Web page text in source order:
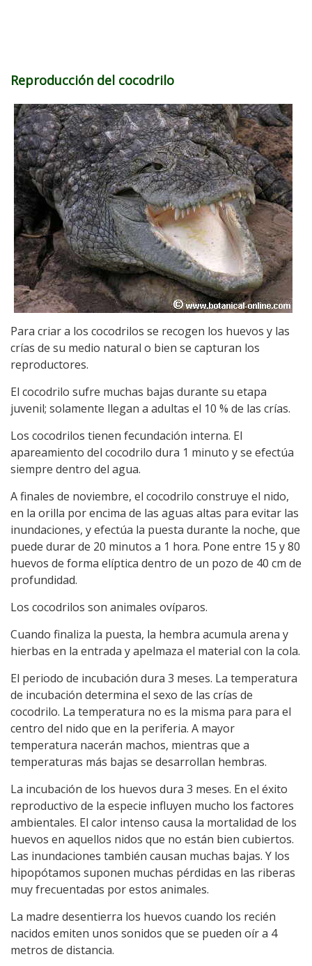
Reproducción del cocodrilo
Para criar a los cocodrilos se recogen los huevos y las
crías de su medio natural o bien se capturan los
reproductores.
El cocodrilo sufre muchas bajas durante su etapa
juvenil; solamente llegan a adultas el 10 % de las crías.
Los cocodrilos tienen fecundación interna. El
apareamiento del cocodrilo dura 1 minuto y se efectúa
siempre dentro del agua.
A finales de noviembre, el cocodrilo construye el nido,
en la orilla por encima de las aguas altas para evitar las
inundaciones, y efectúa la puesta durante la noche, que
puede durar de 20 minutos a 1 hora. Pone entre 15 y 80
huevos de forma elíptica dentro de un pozo de 40 cm de
profundidad.
Los cocodrilos son animales ovíparos.
Cuando finaliza la puesta, la hembra acumula arena y
hierbas en la entrada y apelmaza el material con la cola.
El periodo de incubación dura 3 meses. La temperatura
de incubación determina el sexo de las crías de
cocodrilo. La temperatura no es la misma para para el
centro del nido que en la periferia. A mayor
temperatura nacerán machos, mientras que a
temperaturas más bajas se desarrollan hembras.
La incubación de los huevos dura 3 meses. En el éxito
reproductivo de la especie influyen mucho los factores
ambientales. El calor intenso causa la mortalidad de los
huevos en aquellos nidos que no están bien cubiertos.
Las inundaciones también causan muchas bajas. Y los
hipopótamos suponen muchas pérdidas en las riberas
muy frecuentadas por estos animales.
La madre desentierra los huevos cuando los recién
nacidos emiten unos sonidos que se pueden oír a 4
metros de distancia.